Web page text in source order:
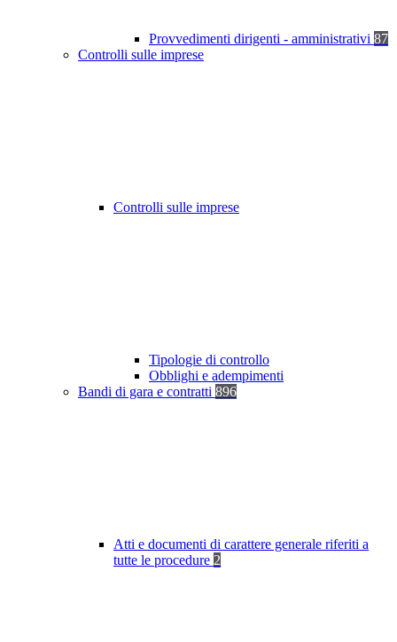
Provvedimenti dirigenti - amministrativi 87
Controlli sulle imprese
Controlli sulle imprese
Tipologie di controllo
Obblighi e adempimenti
Bandi di gara e contratti 896
Atti e documenti di carattere generale riferiti a
tutte le procedure 2